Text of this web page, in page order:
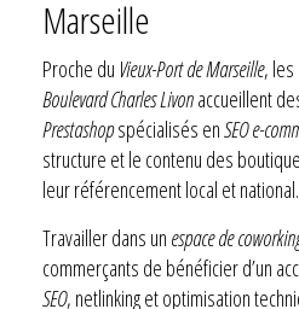
Marseille
Proche du Vieux-Port de Marseille,
Boulevard Charles Livonaccueillent
Prestashopspécialisés enSEO e-
structure et le contenu des
leur référencement local et national.
Travailler dans un espace de
commerçants de bénéficier d’un
SEO, netlinking et optimisation